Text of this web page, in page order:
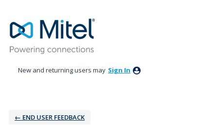
to
content
New and returning users may Sign In
← ‎END USER FEEDBACK